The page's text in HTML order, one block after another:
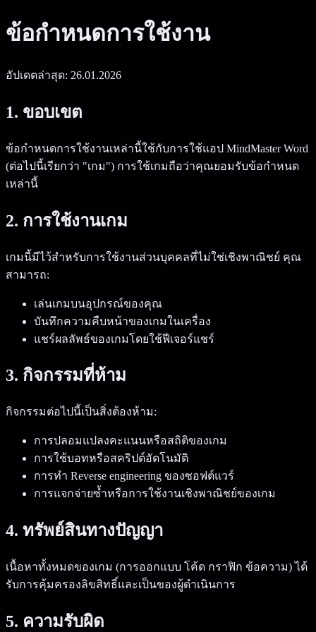
ข้อกำหนดการใช้งาน
อัปเดตล่าสุด: 26.01.2026
1. ขอบเขต
ข้อกำหนดการใช้งานเหล่านี้ใช้กับการใช้แอป MindMaster Word
(ต่อไปนี้เรียกว่า "เกม") การใช้เกมถือว่าคุณยอมรับข้อกำหนด
เหล่านี้
2. การใช้งานเกม
เกมนี้มีไว้สำหรับการใช้งานส่วนบุคคลที่ไม่ใช่เชิงพาณิชย์ คุณ
สามารถ:
เล่นเกมบนอุปกรณ์ของคุณ
บันทึกความคืบหน้าของเกมในเครื่อง
แชร์ผลลัพธ์ของเกมโดยใช้ฟีเจอร์แชร์
3. กิจกรรมที่ห้าม
กิจกรรมต่อไปนี้เป็นสิ่งต้องห้าม:
การปลอมแปลงคะแนนหรือสถิติของเกม
การใช้บอทหรือสคริปต์อัตโนมัติ
การทำ Reverse engineering ของซอฟต์แวร์
การแจกจ่ายซ้ำหรือการใช้งานเชิงพาณิชย์ของเกม
4. ทรัพย์สินทางปัญญา
เนื้อหาทั้งหมดของเกม (การออกแบบ โค้ด กราฟิก ข้อความ) ได้
รับการคุ้มครองลิขสิทธิ์และเป็นของผู้ดำเนินการ
5. ความรับผิด